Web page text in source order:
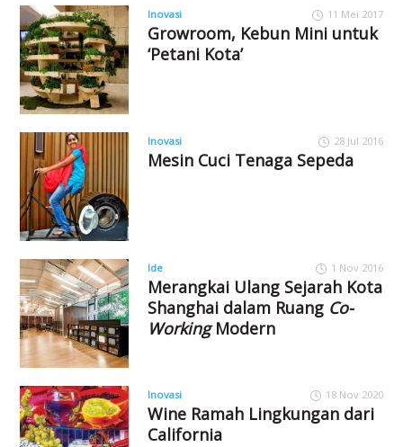
Inovasi 11 Mei 2017
Growroom, Kebun Mini untuk
‘Petani Kota’
Inovasi 28 Jul 2016
Mesin Cuci Tenaga Sepeda
Ide 1 Nov 2016
Merangkai Ulang Sejarah Kota
Shanghai dalam Ruang Co-
WorkingModern
Inovasi 18 Nov 2020
Wine Ramah Lingkungan dari
California